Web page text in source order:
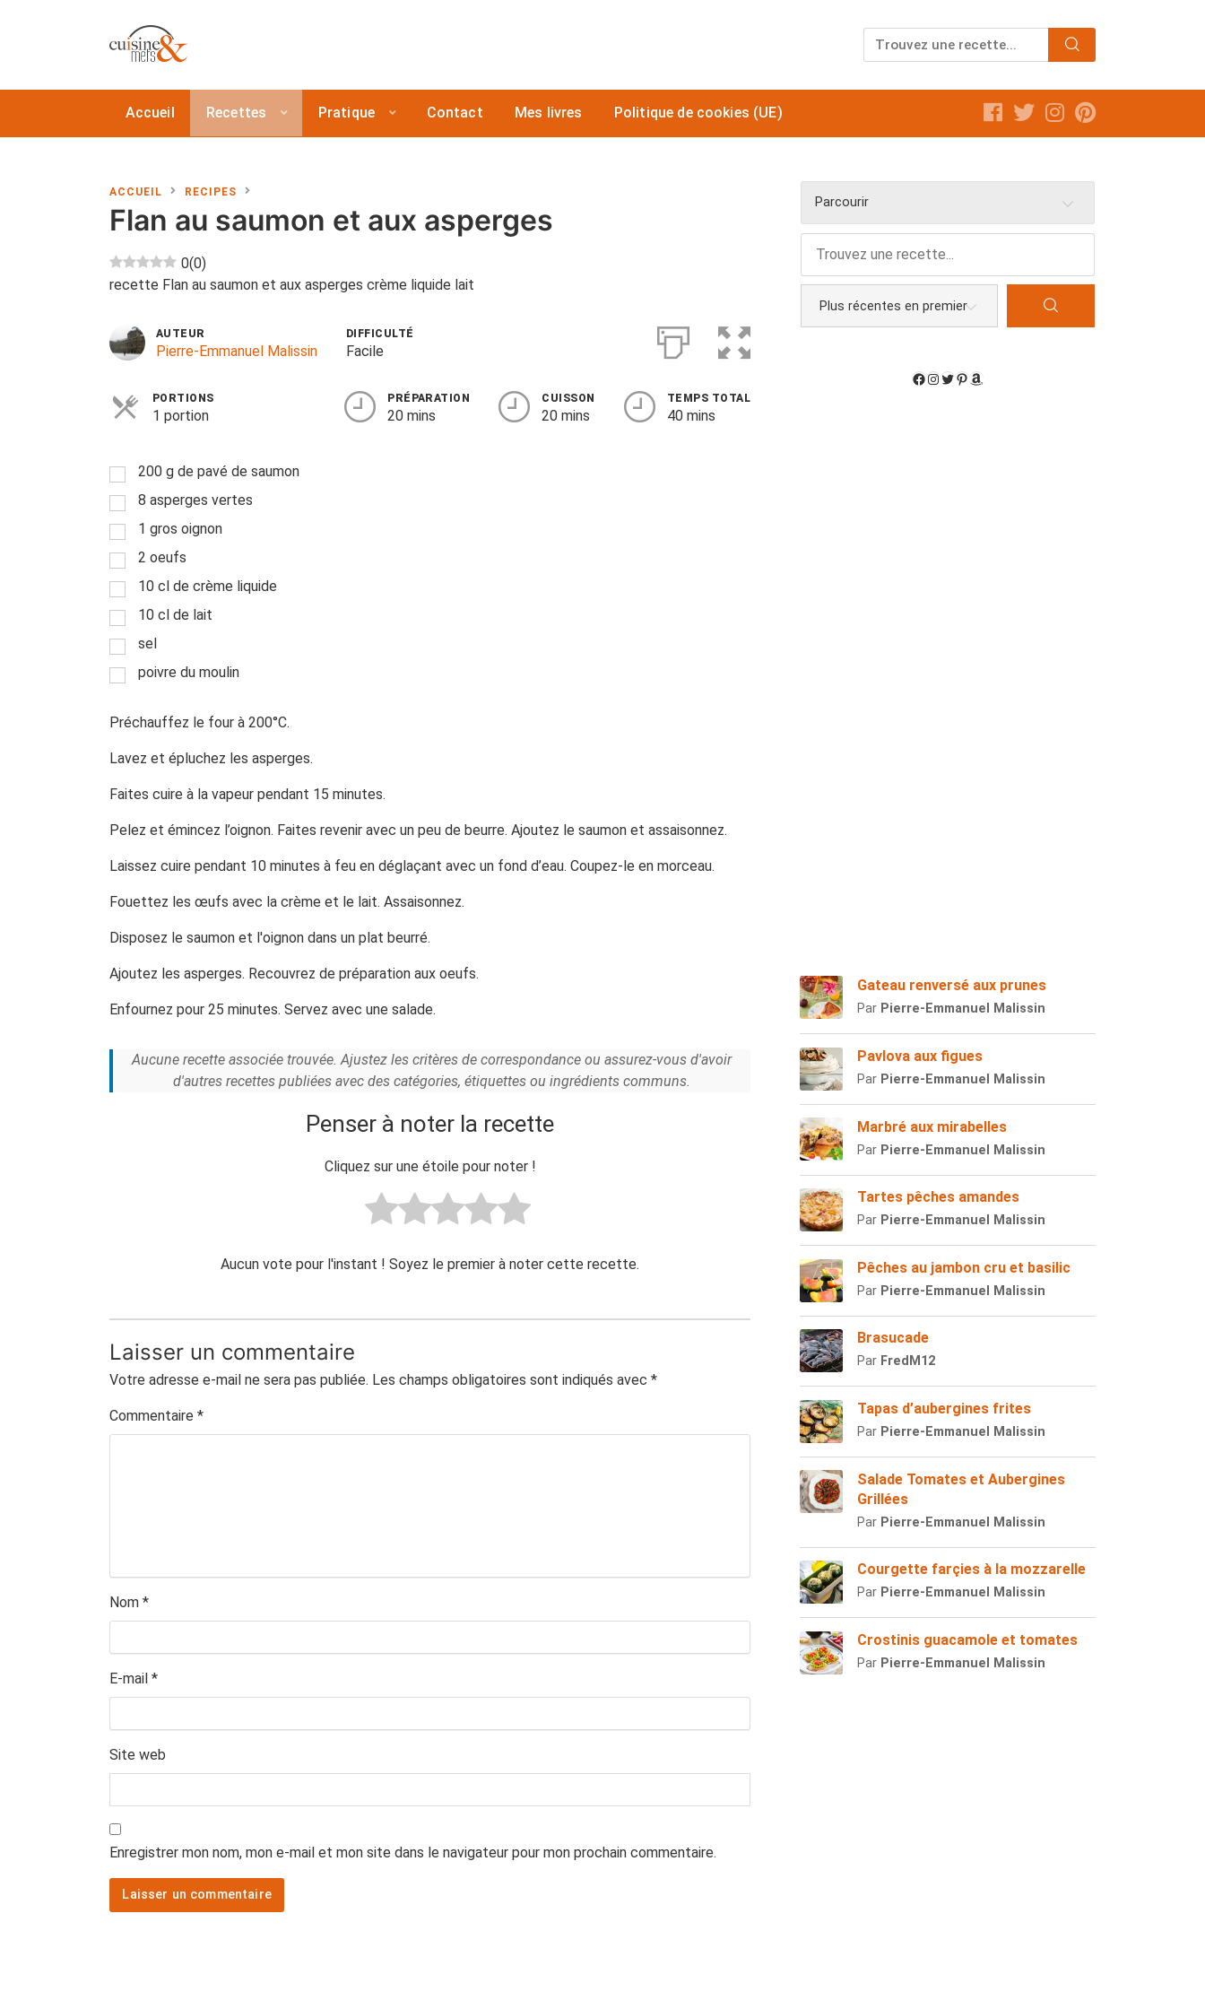
Accueil Recettes Pratique Contact Mes livres Politique de cookies (UE)
ACCUEIL RECIPES
Flan au saumon et aux asperges
0(0)
recette Flan au saumon et aux asperges crème liquide lait
AUTEUR
Pierre-Emmanuel Malissin
DIFFICULTÉ
Facile
PORTIONS
1 portion
PRÉPARATION
20 mins
CUISSON
20 mins
TEMPS TOTAL
40 mins
200 g de pavé de saumon
8 asperges vertes
1 gros oignon
2 oeufs
10 cl de crème liquide
10 cl de lait
sel
poivre du moulin
Préchauffez le four à 200°C.
Lavez et épluchez les asperges.
Faites cuire à la vapeur pendant 15 minutes.
Pelez et émincez l’oignon. Faites revenir avec un peu de beurre. Ajoutez le saumon et assaisonnez.
Laissez cuire pendant 10 minutes à feu en déglaçant avec un fond d’eau. Coupez-le en morceau.
Fouettez les œufs avec la crème et le lait. Assaisonnez.
Disposez le saumon et l'oignon dans un plat beurré.
Ajoutez les asperges. Recouvrez de préparation aux oeufs.
Enfournez pour 25 minutes. Servez avec une salade.
Aucune recette associée trouvée. Ajustez les critères de correspondance ou assurez-vous d'avoir
d'autres recettes publiées avec des catégories, étiquettes ou ingrédients communs.
Penser à noter la recette
Cliquez sur une étoile pour noter !
Aucun vote pour l'instant ! Soyez le premier à noter cette recette.
Laisser un commentaire
Votre adresse e-mail ne sera pas publiée. Les champs obligatoires sont indiqués avec *
Commentaire *
Nom *
E-mail *
Site web
Enregistrer mon nom, mon e-mail et mon site dans le navigateur pour mon prochain commentaire.
Parcourir
Gateau renversé aux prunes
Par Pierre-Emmanuel Malissin
Pavlova aux figues
Par Pierre-Emmanuel Malissin
Marbré aux mirabelles
Par Pierre-Emmanuel Malissin
Tartes pêches amandes
Par Pierre-Emmanuel Malissin
Pêches au jambon cru et basilic
Par Pierre-Emmanuel Malissin
Brasucade
Par FredM12
Tapas d’aubergines frites
Par Pierre-Emmanuel Malissin
Salade Tomates et Aubergines
Grillées
Par Pierre-Emmanuel Malissin
Courgette farçies à la mozzarelle
Par Pierre-Emmanuel Malissin
Crostinis guacamole et tomates
Par Pierre-Emmanuel Malissin